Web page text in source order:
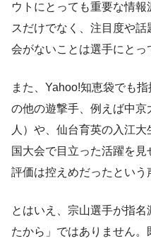
ウトにとっても重要な情
スだけでなく、注目度や
会がないことは選手にとっ
また、Yahoo!知恵袋でも
の他の遊撃手、例えば中
人）や、仙台育英の入江
国大会で目立った活躍を
評価は控えめだったという
とはいえ、宗山選手が指
たから」ではありません